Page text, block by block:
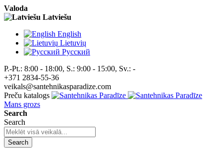
Valoda
Latviešu
English
Lietuvių
Pусский
P.-Pt.: 8:00 - 18:00, S.: 9:00 - 15:00, Sv.: -
+371 2834-55-36
veikals@santehnikasparadize.com
Preču katalogs
Mans grozs
Search
Search
Search